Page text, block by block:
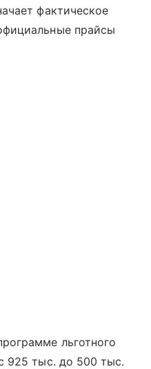
фактическое
прайсы
льготного
925 тыс. до 500 тыс.